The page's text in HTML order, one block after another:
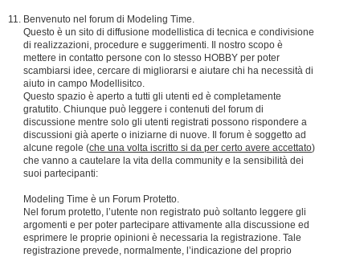
Benvenuto nel forum di Modeling Time.
Questo è un sito di diffusione modellistica di tecnica e condivisione
di realizzazioni, procedure e suggerimenti. Il nostro scopo è
mettere in contatto persone con lo stesso HOBBY per poter
scambiarsi idee, cercare di migliorarsi e aiutare chi ha necessità di
aiuto in campo Modellisitco.
Questo spazio è aperto a tutti gli utenti ed è completamente
gratutito. Chiunque può leggere i contenuti del forum di
discussione mentre solo gli utenti registrati possono rispondere a
discussioni già aperte o iniziarne di nuove. Il forum è soggetto ad
alcune regole (che una volta iscritto si da per certo avere accettato)
che vanno a cautelare la vita della community e la sensibilità dei
suoi partecipanti:
Modeling Time è un Forum Protetto.
Nel forum protetto, l’utente non registrato può soltanto leggere gli
argomenti e per poter partecipare attivamente alla discussione ed
esprimere le proprie opinioni è necessaria la registrazione. Tale
registrazione prevede, normalmente, l’indicazione del proprio